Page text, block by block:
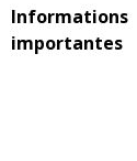
Informations
importantes